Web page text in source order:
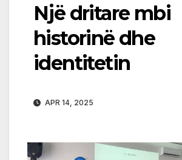
Një dritare mbi
historinë dhe
identitetin
APR 14, 2025